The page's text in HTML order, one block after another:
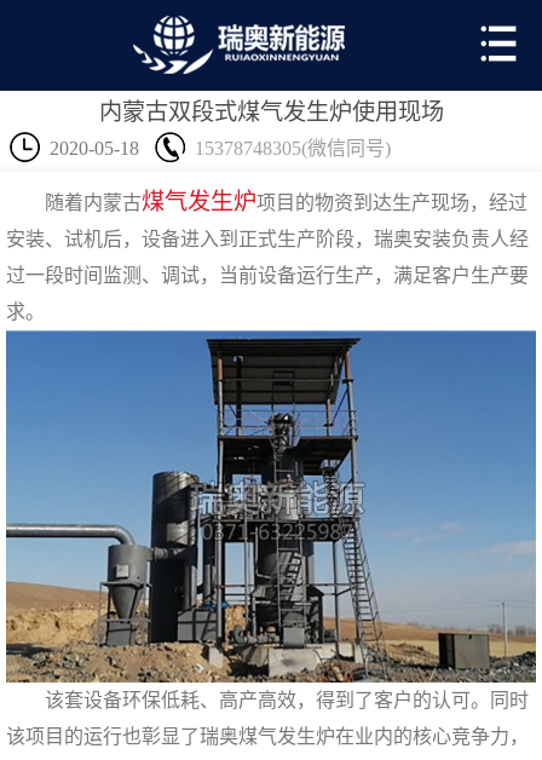
内蒙古双段式煤气发生炉使用现场
2020-05-18 15378748305(微信同号)
随着内蒙古煤气发生炉项目的物资到达生产现场，经过
安装、试机后，设备进入到正式生产阶段，瑞奥安装负责人经
过一段时间监测、调试，当前设备运行生产，满足客户生产要
求。
该套设备环保低耗、高产高效，得到了客户的认可。同时
该项目的运行也彰显了瑞奥煤气发生炉在业内的核心竞争力，